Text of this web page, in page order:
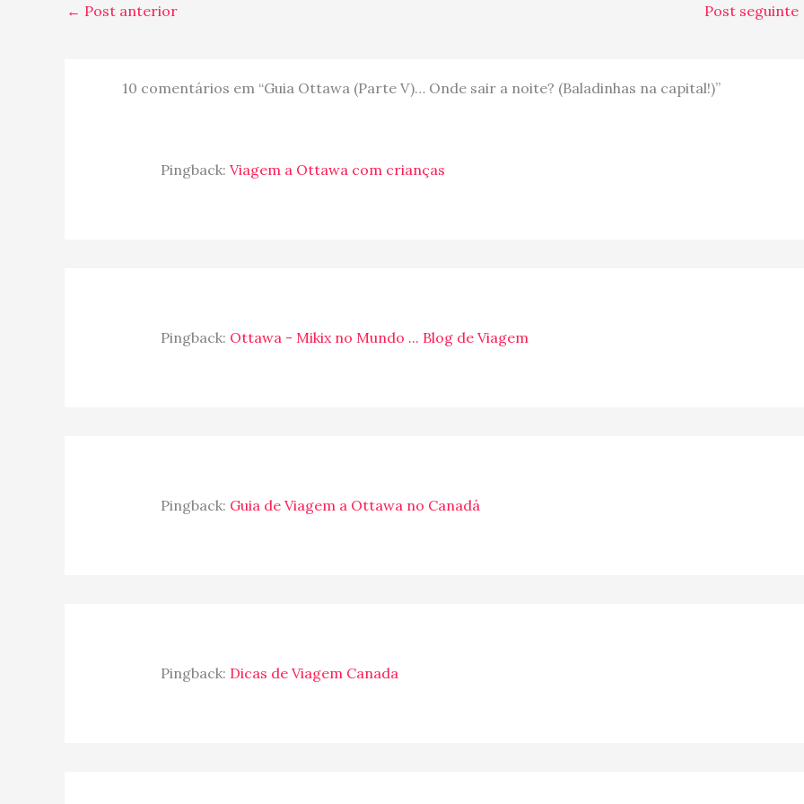
← Post anterior Post seguinte
10 comentários em “Guia Ottawa (Parte V)… Onde sair a noite? (Baladinhas na capital!)”
Pingback: Viagem a Ottawa com crianças
Pingback: Ottawa - Mikix no Mundo ... Blog de Viagem
Pingback: Guia de Viagem a Ottawa no Canadá
Pingback: Dicas de Viagem Canada